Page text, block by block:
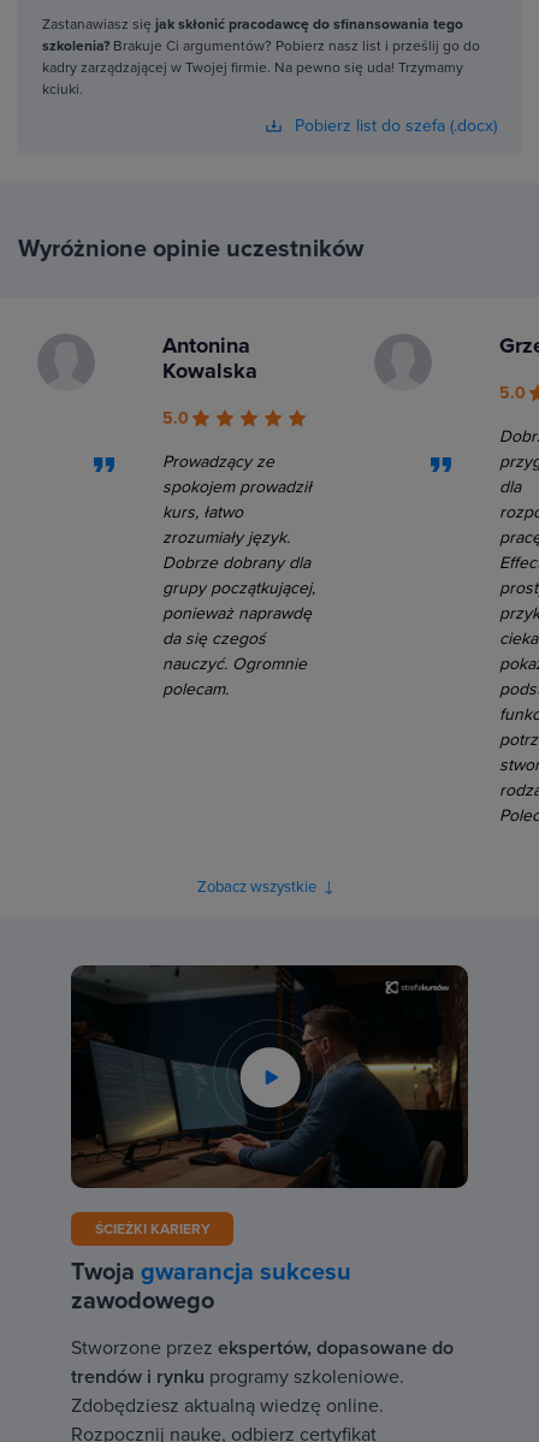
Zastanawiasz się jak skłonić pracodawcę do sfinansowania tego
szkolenia? Brakuje Ci argumentów? Pobierz nasz list i prześlij go do
kadry zarządzającej w Twojej firmie. Na pewno się uda! Trzymamy
kciuki.
Pobierz list do szefa (.docx)
Wyróżnione opinie uczestników
Antonina
Kowalska
5.0
Prowadzący ze
spokojem prowadził
kurs, łatwo
zrozumiały język.
Dobrze dobrany dla
grupy początkującej,
ponieważ naprawdę
da się czegoś
nauczyć. Ogromnie
polecam.
5.0
dla
Zobacz wszystkie
ŚCIEŻKI KARIERY
Twoja gwarancja sukcesu
zawodowego
Stworzone przez ekspertów, dopasowane do
trendów i rynku programy szkoleniowe.
Zdobędziesz aktualną wiedzę online.
Rozpocznij naukę, odbierz certyfikat